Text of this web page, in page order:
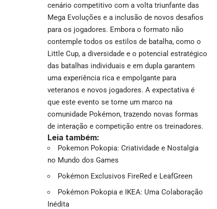
cenário competitivo com a volta triunfante das
Mega Evoluções e a inclusão de novos desafios
para os jogadores. Embora o formato não
contemple todos os estilos de batalha, como o
Little Cup, a diversidade e o potencial estratégico
das batalhas individuais e em dupla garantem
uma experiência rica e empolgante para
veteranos e novos jogadores. A expectativa é
que este evento se torne um marco na
comunidade Pokémon, trazendo novas formas
de interação e competição entre os treinadores.
Leia também:
Pokemon Pokopia: Criatividade e Nostalgia
no Mundo dos Games
Pokémon Exclusivos FireRed e LeafGreen
Pokémon Pokopia e IKEA: Uma Colaboração
Inédita